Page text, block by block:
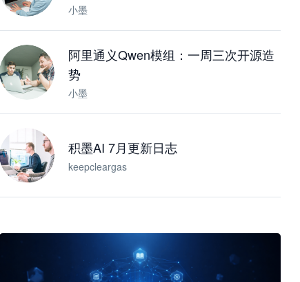
小墨
阿里通义Qwen模组：一周三次开源造
势
小墨
积墨AI 7月更新日志
keepcleargas